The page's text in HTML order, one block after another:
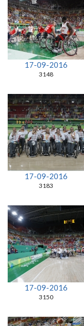
17-09-2016
3148
17-09-2016
3183
17-09-2016
3150